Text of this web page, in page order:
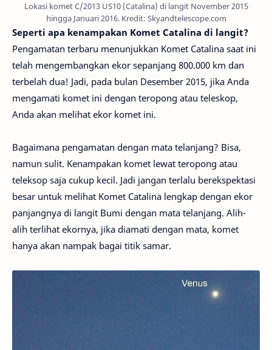
Lokasi komet C/2013 US10 (Catalina) di langit November 2015
hingga Januari 2016. Kredit: Skyandtelescope.com
Seperti apa kenampakan Komet Catalina di langit?
Pengamatan terbaru menunjukkan Komet Catalina saat ini
telah mengembangkan ekor sepanjang 800.000 km dan
terbelah dua! Jadi, pada bulan Desember 2015, jika Anda
mengamati komet ini dengan teropong atau teleskop,
Anda akan melihat ekor komet ini.
Bagaimana pengamatan dengan mata telanjang? Bisa,
namun sulit. Kenampakan komet lewat teropong atau
teleksop saja cukup kecil. Jadi jangan terlalu berekspektasi
besar untuk melihat Komet Catalina lengkap dengan ekor
panjangnya di langit Bumi dengan mata telanjang. Alih-
alih terlihat ekornya, jika diamati dengan mata, komet
hanya akan nampak bagai titik samar.